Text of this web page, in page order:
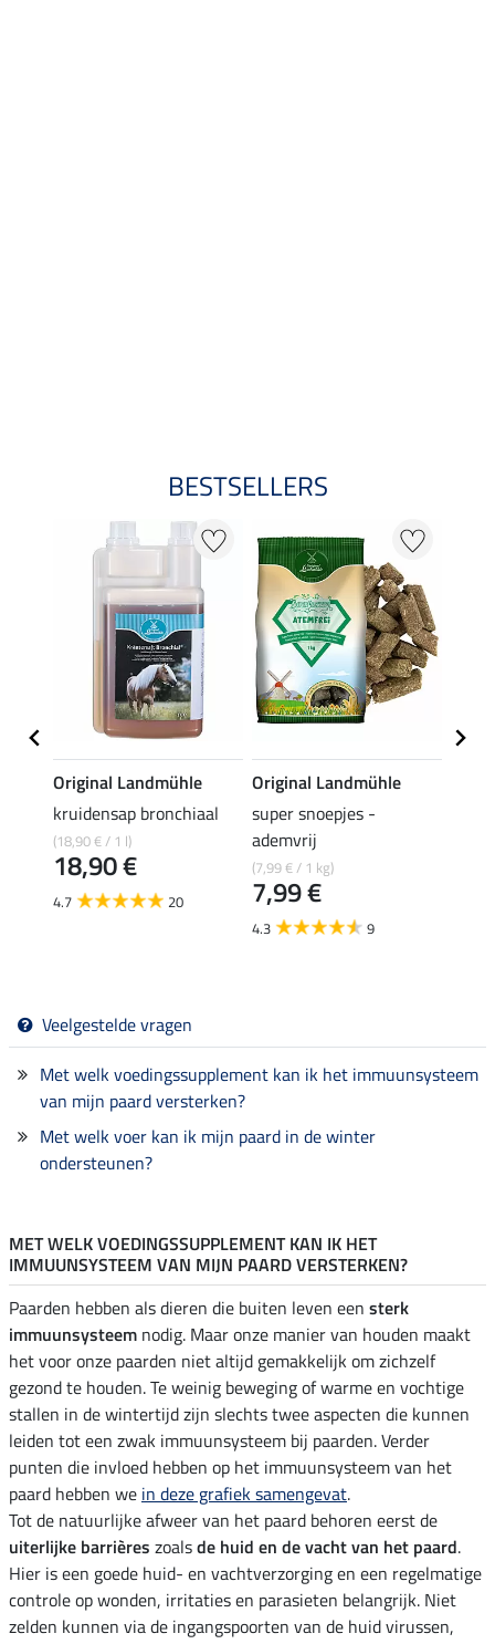
BESTSELLERS
Original Landmühle
kruidensap bronchiaal
(18,90 € / 1 l)
18,90 €
4.7 20
Original Landmühle
super snoepjes -
ademvrij
(7,99 € / 1 kg)
7,99 €
4.3 9
Veelgestelde vragen
Met welk voedingssupplement kan ik het immuunsysteem
van mijn paard versterken?
Met welk voer kan ik mijn paard in de winter
ondersteunen?
MET WELK VOEDINGSSUPPLEMENT KAN IK HET
IMMUUNSYSTEEM VAN MIJN PAARD VERSTERKEN?
Paarden hebben als dieren die buiten leven een sterk
immuunsysteem nodig. Maar onze manier van houden maakt
het voor onze paarden niet altijd gemakkelijk om zichzelf
gezond te houden. Te weinig beweging of warme en vochtige
stallen in de wintertijd zijn slechts twee aspecten die kunnen
leiden tot een zwak immuunsysteem bij paarden. Verder
punten die invloed hebben op het immuunsysteem van het
paard hebben we in deze grafiek samengevat.
Tot de natuurlijke afweer van het paard behoren eerst de
uiterlijke barrières zoalsde huid en de vacht van het paard.
Hier is een goede huid- en vachtverzorging en een regelmatige
controle op wonden, irritaties en parasieten belangrijk. Niet
zelden kunnen via de ingangspoorten van de huid virussen,